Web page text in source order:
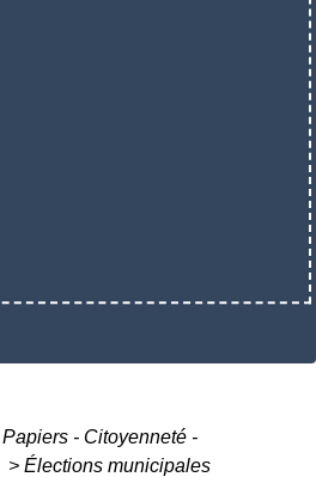
Papiers - Citoyenneté -
> Élections municipales